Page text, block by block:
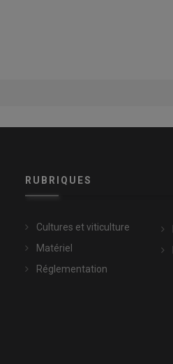
RUBRIQUES
Cultures et viticulture
Matériel
Réglementation